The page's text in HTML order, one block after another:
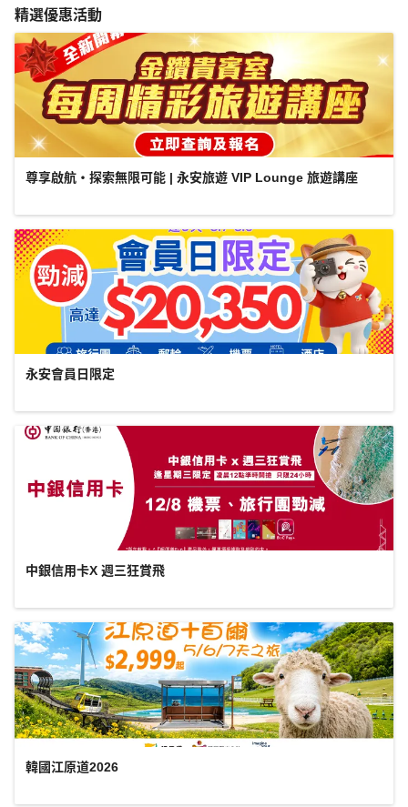
精選優惠活動
尊享啟航・探索無限可能 | 永安旅遊 VIP Lounge 旅遊講座
永安會員日限定
中銀信用卡X 週三狂賞飛
韓國江原道2026